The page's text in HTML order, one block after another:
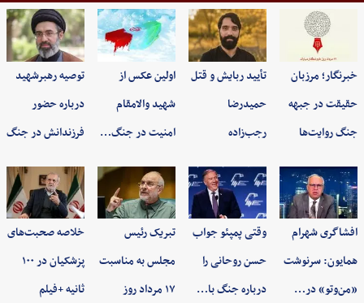
خبرنگار؛ مرزبان
حقیقت در جبهه
جنگ روایت‌ها
تأیید ربایش و قتل
حمیدرضا
رجب‌زاده
اولین عکس از
شهید والامقام
امنیت در جنگ…
توصیه رهبرشهید
درباره حضور
فرزندانش در جنگ
افشاگری شهرام
همایون: سرنوشت
«من‌وتو» در…
وقتی پمپئو جواب
حسن روحانی را
درباره جنگ با…
تبریک رئیس
مجلس به مناسبت
۱۷ مرداد روز
خلاصه صحبت‌های
پزشکیان در ۱۰۰
ثانیه +فیلم